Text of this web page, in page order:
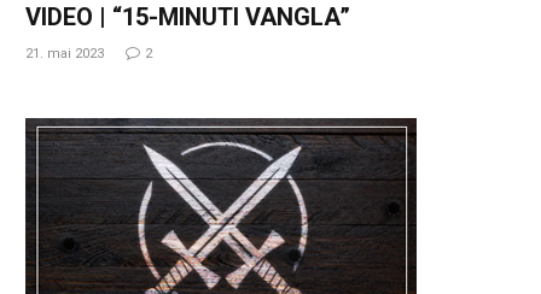
VIDEO | “15-MINUTI VANGLA”
21. mai 2023 2